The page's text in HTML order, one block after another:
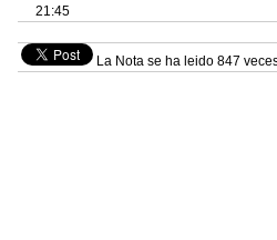
21:45
La Nota se ha leido 847